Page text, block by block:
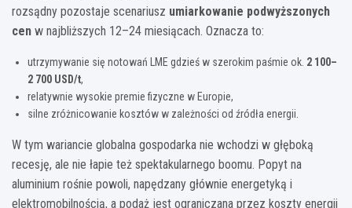
rozsądny pozostaje scenariusz umiarkowanie podwyższonych
cen w najbliższych 12–24 miesiącach. Oznacza to:
utrzymywanie się notowań LME gdzieś w szerokim paśmie ok. 2 100–
2 700 USD/t,
relatywnie wysokie premie fizyczne w Europie,
silne zróżnicowanie kosztów w zależności od źródła energii.
W tym wariancie globalna gospodarka nie wchodzi w głęboką
recesję, ale nie łapie też spektakularnego boomu. Popyt na
aluminium rośnie powoli, napędzany głównie energetyką i
elektromobilnością, a podaż jest ograniczana przez koszty energii